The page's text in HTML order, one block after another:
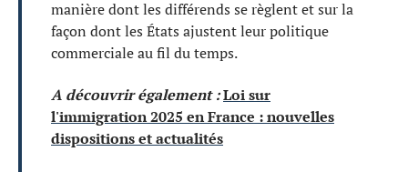
manière dont les différends se règlent et sur la
façon dont les États ajustent leur politique
commerciale au fil du temps.
A découvrir également :Loi sur
l'immigration 2025 en France : nouvelles
dispositions et actualités